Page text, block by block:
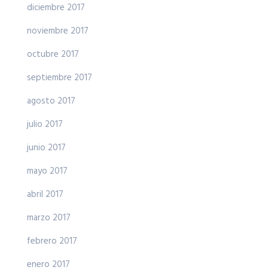
diciembre 2017
noviembre 2017
octubre 2017
septiembre 2017
agosto 2017
julio 2017
junio 2017
mayo 2017
abril 2017
marzo 2017
febrero 2017
enero 2017